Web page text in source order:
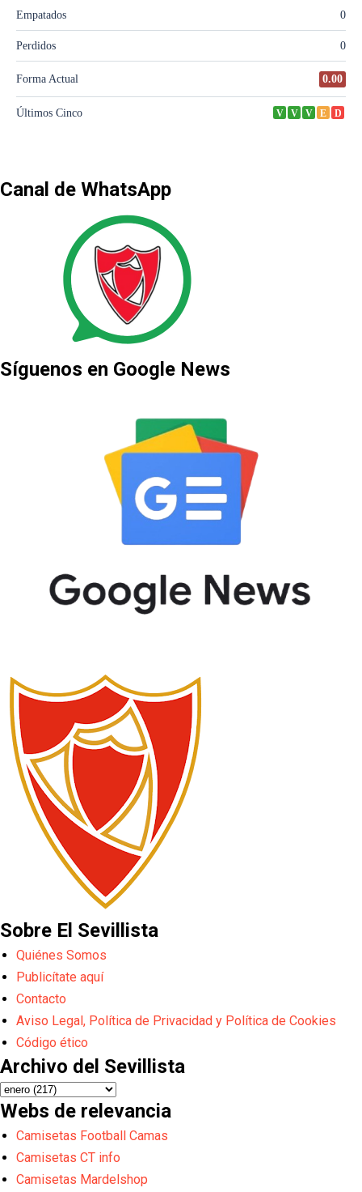
Canal de WhatsApp
Síguenos en Google News
Sobre El Sevillista
Quiénes Somos
Publicítate aquí
Contacto
Aviso Legal, Política de Privacidad y Política de Cookies
Código ético
Archivo del Sevillista
Webs de relevancia
Camisetas Football Camas
Camisetas CT info
Camisetas Mardelshop